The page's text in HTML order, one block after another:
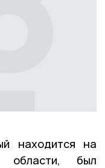
находится на
области, был